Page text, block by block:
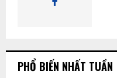
PHỔ BIẾN NHẤT TUẦN